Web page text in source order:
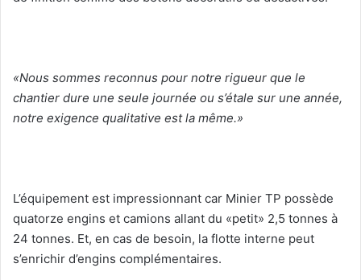
«Nous sommes reconnus pour notre rigueur que le
chantier dure une seule journée ou s’étale sur une année,
notre exigence qualitative est la même.»
L’équipement est impressionnant car Minier TP possède
quatorze engins et camions allant du «petit» 2,5 tonnes à
24 tonnes. Et, en cas de besoin, la flotte interne peut
s’enrichir d’engins complémentaires.